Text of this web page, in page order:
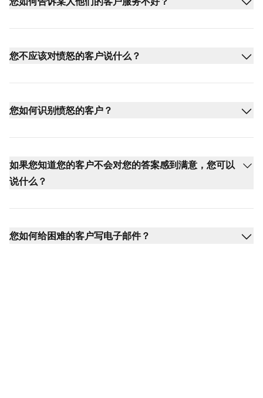
您不应该对愤怒的客户说什么？
您如何识别愤怒的客户？
如果您知道您的客户不会对您的答案感到满意，您可以
说什么？
您如何给困难的客户写电子邮件？